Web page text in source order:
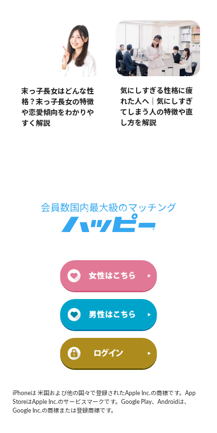
末っ子長女はどんな性
格？末っ子長女の特徴
や恋愛傾向をわかりや
すく解説
気にしすぎる性格に疲
れた人へ｜気にしすぎ
てしまう人の特徴や直
し方を解説
iPhoneは 米国および他の国々で登録されたApple Inc.の商標です。App
StoreはApple Inc.のサービスマークです。Google Play、Androidは、
Google Inc.の商標または登録商標です。